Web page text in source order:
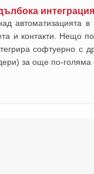
автоматизацията
и контакти. Нещо
софтуерно с
за още по-голяма